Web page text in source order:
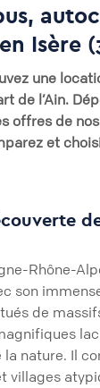
Isère
une
de l’Ain.
offres de
et
Rhône-
son
de
la nature. Il
villages